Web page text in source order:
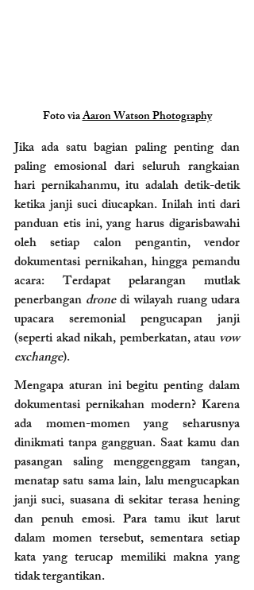
Foto via Aaron Watson Photography
Jika ada satu bagian paling penting dan
paling emosional dari seluruh rangkaian
hari pernikahanmu, itu adalah detik-detik
ketika janji suci diucapkan. Inilah inti dari
panduan etis ini, yang harus digarisbawahi
oleh setiap calon pengantin, vendor
dokumentasi pernikahan, hingga pemandu
acara: Terdapat pelarangan mutlak
penerbangan drone di wilayah ruang udara
upacara seremonial pengucapan janji
(seperti akad nikah, pemberkatan, atau vow
exchange).
Mengapa aturan ini begitu penting dalam
dokumentasi pernikahan modern? Karena
ada momen-momen yang seharusnya
dinikmati tanpa gangguan. Saat kamu dan
pasangan saling menggenggam tangan,
menatap satu sama lain, lalu mengucapkan
janji suci, suasana di sekitar terasa hening
dan penuh emosi. Para tamu ikut larut
dalam momen tersebut, sementara setiap
kata yang terucap memiliki makna yang
tidak tergantikan.